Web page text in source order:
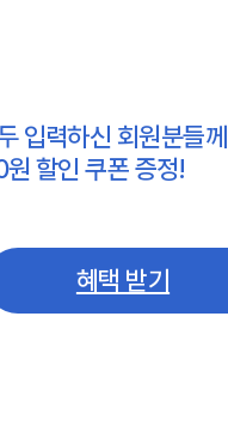
입력하신 회원분들께
할인 쿠폰 증정!
혜택 받기